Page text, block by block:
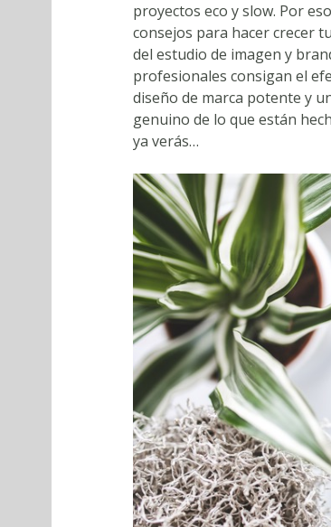
proyectos eco y slow. Por
consejos para hacer crecer
del estudio de imagen y
profesionales consigan el
diseño de marca potente y
genuino de lo que están
ya verás…